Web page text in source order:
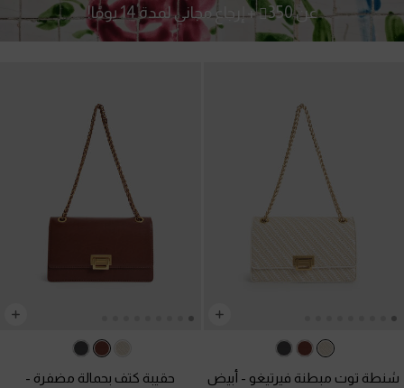
عن350 + إرجاع مجاني لمدة 14 يومًا!
شنطة توت مبطنة فيرتيغو - أبيض حقيبة كتف بحمالة مضفرة -